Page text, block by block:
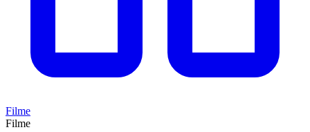
Filme
Filme